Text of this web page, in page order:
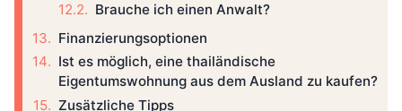
Brauche ich einen Anwalt?
Finanzierungsoptionen
Ist es möglich, eine thailändische
Eigentumswohnung aus dem Ausland zu kaufen?
Zusätzliche Tipps